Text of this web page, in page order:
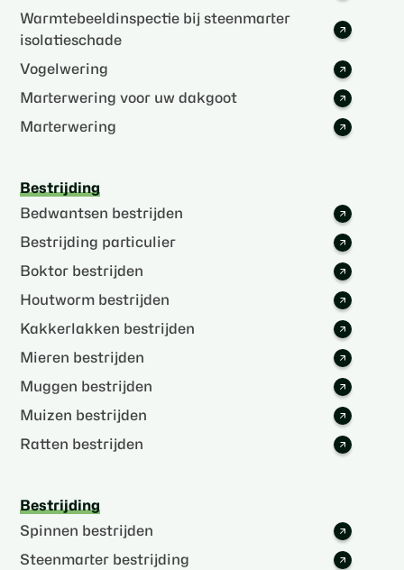
Warmtebeeldinspectie bij steenmarter
isolatieschade
Vogelwering
Marterwering voor uw dakgoot
Marterwering
Bestrijding
Bedwantsen bestrijden
Bestrijding particulier
Boktor bestrijden
Houtworm bestrijden
Kakkerlakken bestrijden
Mieren bestrijden
Muggen bestrijden
Muizen bestrijden
Ratten bestrijden
Bestrijding
Spinnen bestrijden
Steenmarter bestrijding